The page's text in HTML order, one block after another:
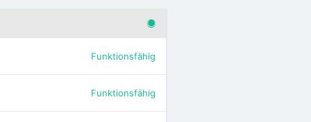
Funktionsfähig
Funktionsfähig